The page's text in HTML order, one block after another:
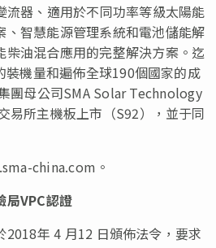
流器、適用於不同功率等級太陽能
、智慧能源管理系統和電池儲能解
柴油混合應用的完整解決方案。迄
裝機量和遍佈全球190個國家的成
團母公司SMA Solar Technology
易所主機板上市（S92），並于同
china.com。
局VPC認證
2018年 4 月12 日頒佈法令，要求